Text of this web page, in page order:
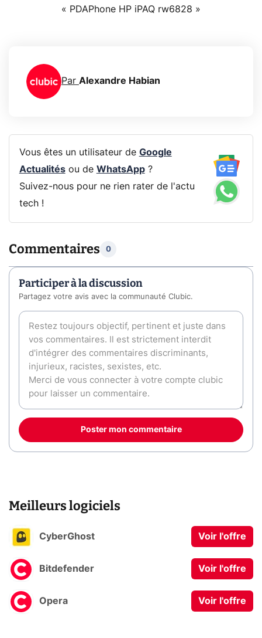
« PDAPhone HP iPAQ rw6828 »
Par Alexandre Habian
Vous êtes un utilisateur de Google
Actualitésou de WhatsApp?
Suivez-nous pour ne rien rater de l'actu
tech !
Commentaires 0
Participer à la discussion
Partagez votre avis avec la communauté Clubic.
Poster mon commentaire
Meilleurs logiciels
CyberGhost Voir l'offre
Bitdefender Voir l'offre
Opera Voir l'offre